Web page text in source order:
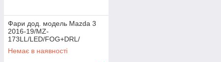
Фари дод. модель Mazda 3
2016-19/MZ-
173LL/LED/FOG+DRL/
ел.проводка
Немає в наявності